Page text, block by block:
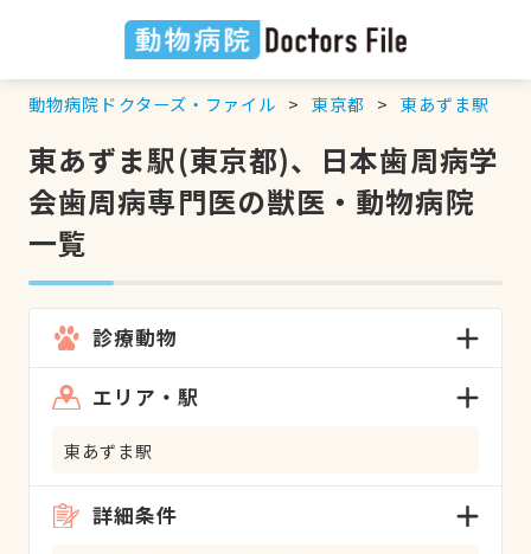
動物病院ドクターズ・ファイル 東京都 東あずま駅
東あずま駅(東京都)、日本歯周病学
会歯周病専門医の獣医・動物病院
一覧
診療動物
エリア・駅
東あずま駅
詳細条件